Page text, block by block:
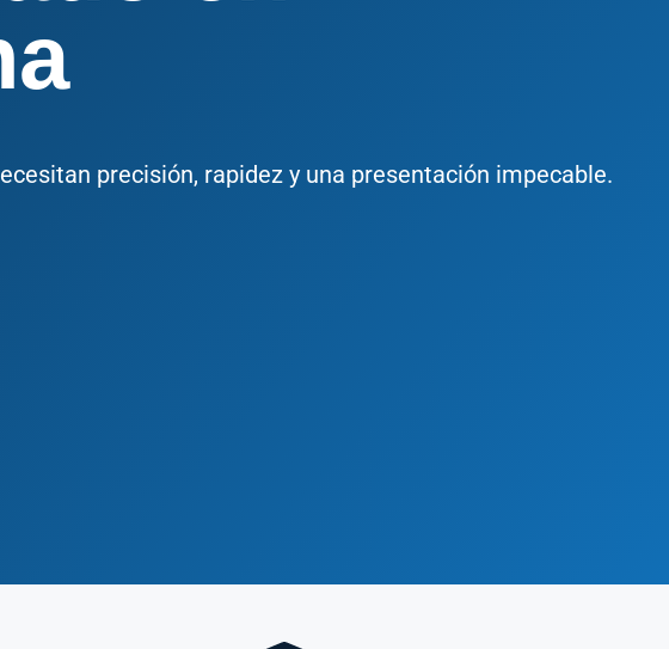
precisión, rapidez y una presentación impecable.